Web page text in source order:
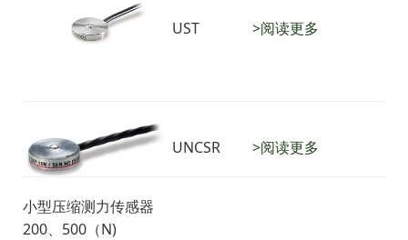
UST >阅读更多
UNCSR >阅读更多
小型压缩测力传感器
200、500（N)